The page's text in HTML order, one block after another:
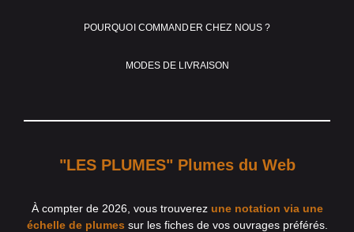
POURQUOI COMMANDER CHEZ NOUS ?
MODES DE LIVRAISON
"LES PLUMES" Plumes du Web
À compter de 2026, vous trouverez une notation via une
échelle de plumes sur les fiches de vos ouvrages préférés.